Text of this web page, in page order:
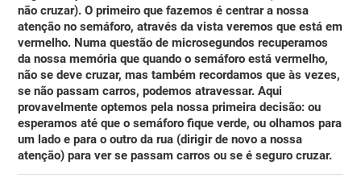
não cruzar). O primeiro que fazemos é centrar a nossa
atenção no semáforo, através da vista veremos que está em
vermelho. Numa questão de microsegundos recuperamos
da nossa memória que quando o semáforo está vermelho,
não se deve cruzar, mas também recordamos que às vezes,
se não passam carros, podemos atravessar. Aqui
provavelmente optemos pela nossa primeira decisão: ou
esperamos até que o semáforo fique verde, ou olhamos para
um lado e para o outro da rua (dirigir de novo a nossa
atenção) para ver se passam carros ou se é seguro cruzar.